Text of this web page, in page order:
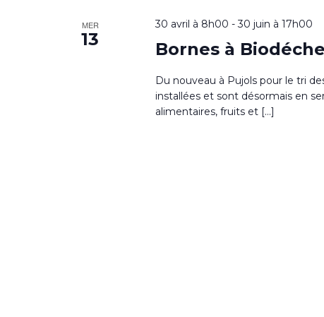
MER
13
30 avril à 8h00 -30 juin à 17h00
Bornes à
Du nouveau à Pujols pour le tri
installées et sont désormais en
alimentaires, fruits et […]